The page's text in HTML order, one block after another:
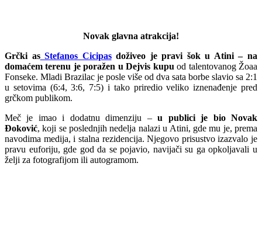
Novak glavna atrakcija!
Grčki asStefanos Cicipasdoživeo je pravi šok u Atini – na
domaćem terenu je poražen u Dejvis kupu od talentovanog Žoaa
Fonseke. Mladi Brazilac je posle više od dva sata borbe slavio sa 2:1
u setovima (6:4, 3:6, 7:5) i tako priredio veliko iznenađenje pred
grčkom publikom.
Meč je imao i dodatnu dimenziju –u publici je bio Novak
Đoković, koji se poslednjih nedelja nalazi u Atini, gde mu je, prema
navodima medija, i stalna rezidencija. Njegovo prisustvo izazvalo je
pravu euforiju, gde god da se pojavio, navijači su ga opkoljavali u
želji za fotografijom ili autogramom.